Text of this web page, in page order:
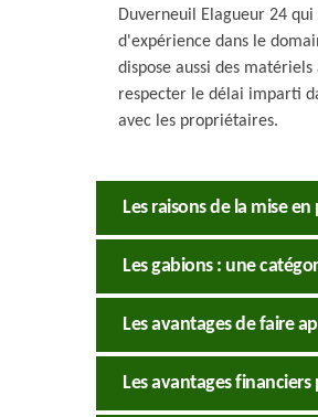
Duverneuil Elagueur 24
d'expérience dans le
dispose aussi des
respecter le délai imparti
avec les propriétaires.
Les raisons de la mise
Les gabions : une
Les avantages de faire
Les avantages financiers